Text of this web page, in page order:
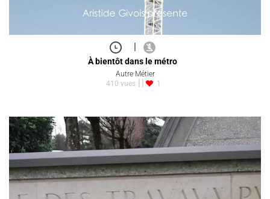
|
À bientôt dans le métro
Autre Métier
410 vues
1